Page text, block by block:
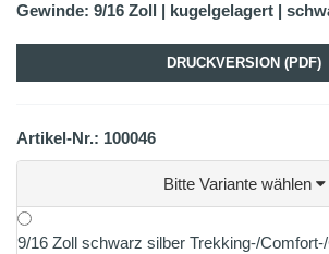
Gewinde: 9/16 Zoll | kugelgelagert |
DRUCKVERSION (PDF)
Artikel-Nr.: 100046
Bitte Variante wählen
9/16 Zoll schwarz silber Trekking-/